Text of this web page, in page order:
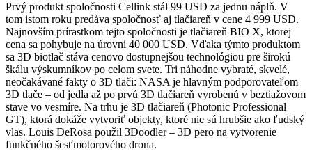
Prvý produkt spoločnosti Cellink stál 99 USD za jednu náplň. V
tom istom roku predáva spoločnosť aj tlačiareň v cene 4 999 USD.
Najnovším prírastkom tejto spoločnosti je tlačiareň BIO X, ktorej
cena sa pohybuje na úrovni 40 000 USD. Vďaka týmto produktom
sa 3D biotlač stáva cenovo dostupnejšou technológiou pre širokú
škálu výskumníkov po celom svete. Tri náhodne vybraté, skvelé,
neočakávané fakty o 3D tlači: NASA je hlavným podporovateľom
3D tlače – od jedla až po prvú 3D tlačiareň vyrobenú v beztiažovom
stave vo vesmíre. Na trhu je 3D tlačiareň (Photonic Professional
GT), ktorá dokáže vytvoriť objekty, ktoré nie sú hrubšie ako ľudský
vlas. Louis DeRosa použil 3Doodler – 3D pero na vytvorenie
funkčného šesťmotorového drona.